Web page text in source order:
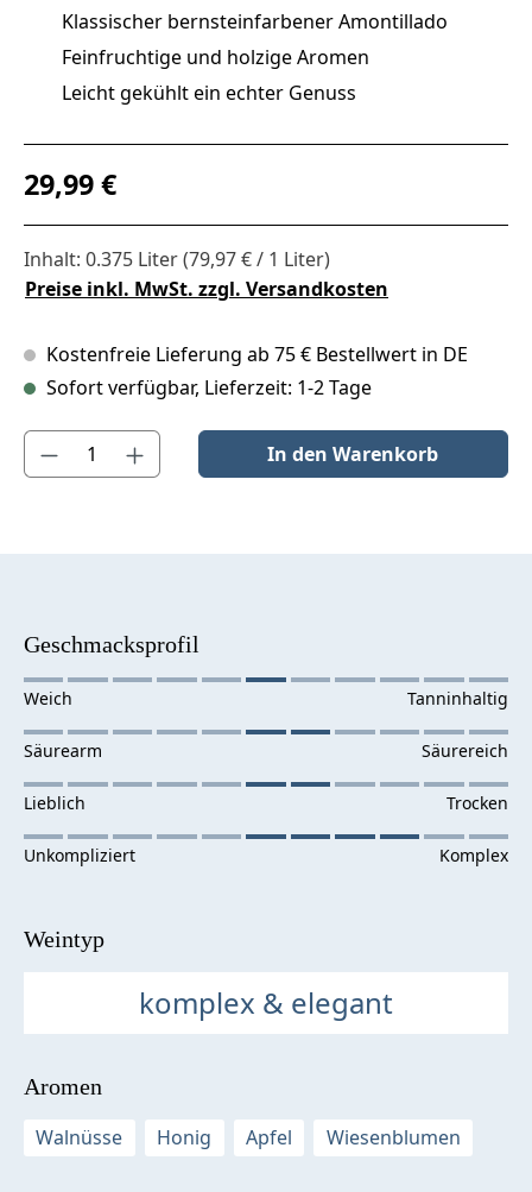
Klassischer bernsteinfarbener Amontillado
Feinfruchtige und holzige Aromen
Leicht gekühlt ein echter Genuss
Regulärer Preis:
29,99 €
Inhalt: 0.375 Liter(79,97 € / 1 Liter)
Preise inkl. MwSt. zzgl. Versandkosten
Kostenfreie Lieferung ab 75 € Bestellwert in DE
Sofort verfügbar, Lieferzeit: 1-2 Tage
Produkt Anzahl: Gib den gewünschten Wert ein oder benutze
In den Warenkorb
Geschmacksprofil
Weintyp
komplex & elegant
Aromen
Walnüsse
Honig Apfel Wiesenblumen